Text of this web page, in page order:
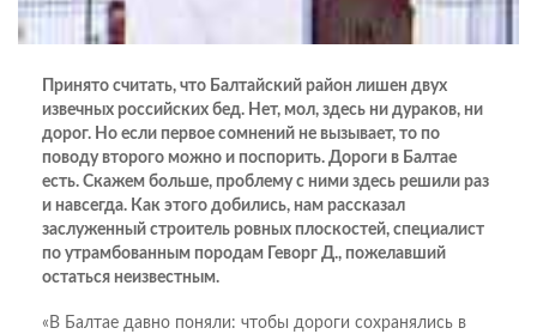
Принято считать, что Балтайский район лишен двух
извечных российских бед. Нет, мол, здесь ни дураков, ни
дорог. Но если первое сомнений не вызывает, то по
поводу второго можно и поспорить. Дороги в Балтае
есть. Скажем больше, проблему с ними здесь решили раз
и навсегда. Как этого добились, нам рассказал
заслуженный строитель ровных плоскостей, специалист
по утрамбованным породам Геворг Д., пожелавший
остаться неизвестным.
«В Балтае давно поняли: чтобы дороги сохранялись в